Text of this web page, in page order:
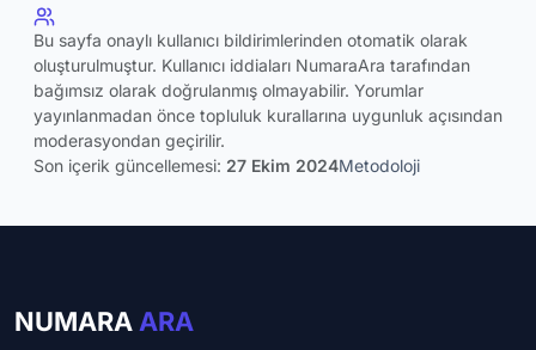
Bu sayfa onaylı kullanıcı bildirimlerinden otomatik olarak
oluşturulmuştur. Kullanıcı iddiaları NumaraAra tarafından
bağımsız olarak doğrulanmış olmayabilir. Yorumlar
yayınlanmadan önce topluluk kurallarına uygunluk açısından
moderasyondan geçirilir.
Son içerik güncellemesi: 27 Ekim 2024Metodoloji
NUMARA ARA